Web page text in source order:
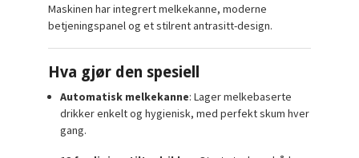
Maskinen har integrert melkekanne, moderne
betjeningspanel og et stilrent antrasitt-design.
Hva gjør den spesiell
Automatisk melkekanne: Lager melkebaserte
drikker enkelt og hygienisk, med perfekt skum hver
gang.